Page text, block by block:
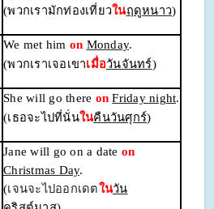
(พวกเรามักท่องเที่ยวในฤดูหนาว)
We met him on Monday.
(พวกเราเจอเขาเมื่อวันจันทร์)
She will go there onFriday night.
(เธอจะไปที่นั่นในคืนวันศุกร์)
Jane will go on a date on
Christmas Day.
(เจนจะไปออกเดตในวัน